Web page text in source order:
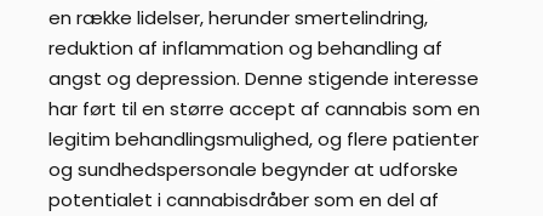
en række lidelser, herunder smertelindring,
reduktion af inflammation og behandling af
angst og depression. Denne stigende interesse
har ført til en større accept af cannabis som en
legitim behandlingsmulighed, og flere patienter
og sundhedspersonale begynder at udforske
potentialet i cannabisdråber som en del af